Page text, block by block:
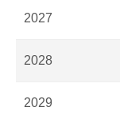
2027
2028
2029